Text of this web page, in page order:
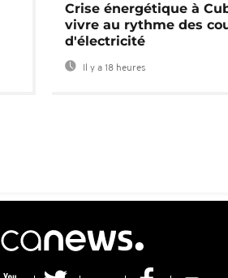
Crise énergétique à
vivre au rythme des
d'électricité
Il y a 18 heures